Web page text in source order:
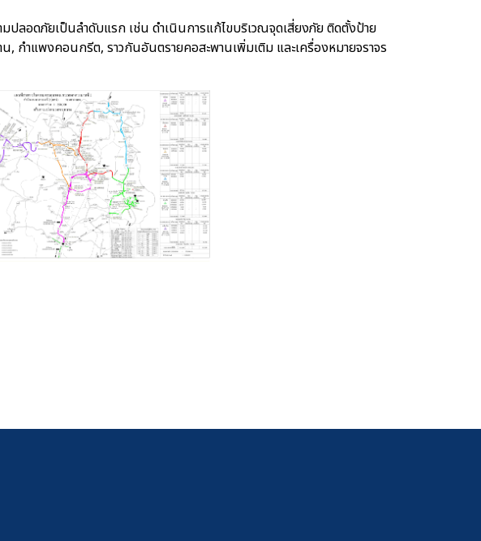
ลอดภัยเป็นลำดับแรก เช่น ดำเนินการแก้ไขบริเวณจุดเสี่ยงภัย ติดตั้งป้าย
กำแพงคอนกรีต, ราวกันอันตรายคอสะพานเพิ่มเติม และเครื่องหมายจราจร